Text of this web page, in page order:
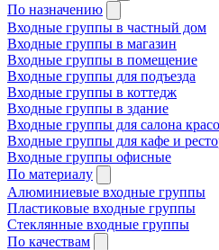
По назначению
Входные группы в частный дом
Входные группы в магазин
Входные группы в помещение
Входные группы для подъезда
Входные группы в коттедж
Входные группы в здание
Входные группы для салона
Входные группы для кафе и
Входные группы офисные
По материалу
Алюминиевые входные группы
Пластиковые входные группы
Стеклянные входные группы
По качествам